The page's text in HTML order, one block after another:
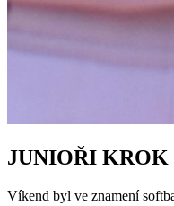
JUNIOŘI
Víkend byl ve znamení